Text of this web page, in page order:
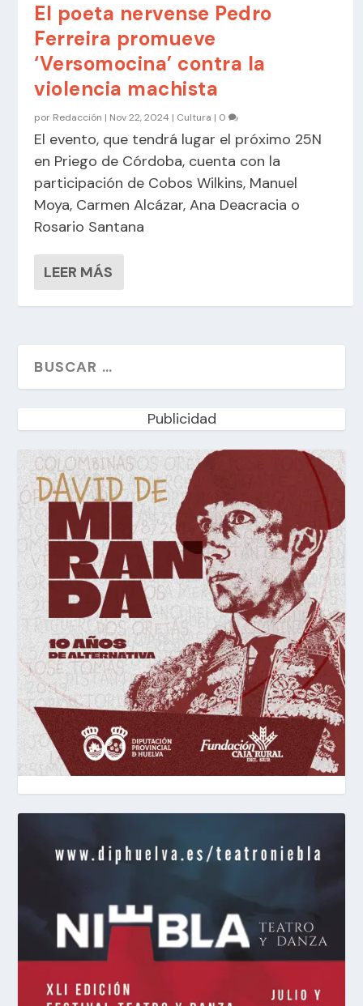
El poeta nervense Pedro
Ferreira promueve
‘Versomocina’ contra la
violencia machista
por Redacción | Nov 22, 2024 | Cultura | 0
El evento, que tendrá lugar el próximo 25N
en Priego de Córdoba, cuenta con la
participación de Cobos Wilkins, Manuel
Moya, Carmen Alcázar, Ana Deacracia o
Rosario Santana
LEER MÁS
Publicidad